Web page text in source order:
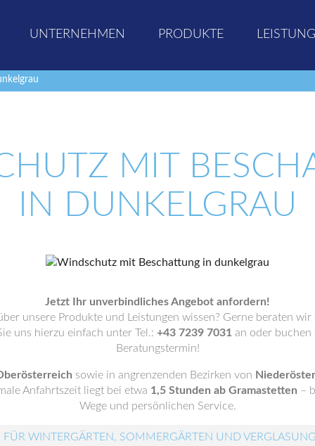
UNTERNEHMEN PRODUKTE
MIT
IN DUNKELGRAU
Jetzt Ihr unverbindliches Angebot anfordern!
unsere Produkte und Leistungen wissen? Gerne beraten wir
uns hierzu einfach unter Tel.: +43 7239 7031 an oder buchen
Beratungstermin!
sowie in angrenzenden Bezirken von
Anfahrtszeit liegt bei etwa 1,5 Stunden ab Gramastetten –
Wege und persönlichen Service.
WINTERGÄRTEN, SOMMERGÄRTEN UND